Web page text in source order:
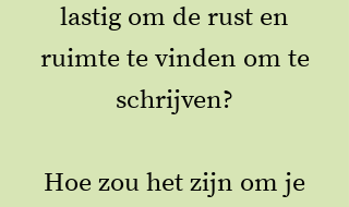
lastig om de rust en
ruimte te vinden om te
schrijven?
Hoe zou het zijn om je